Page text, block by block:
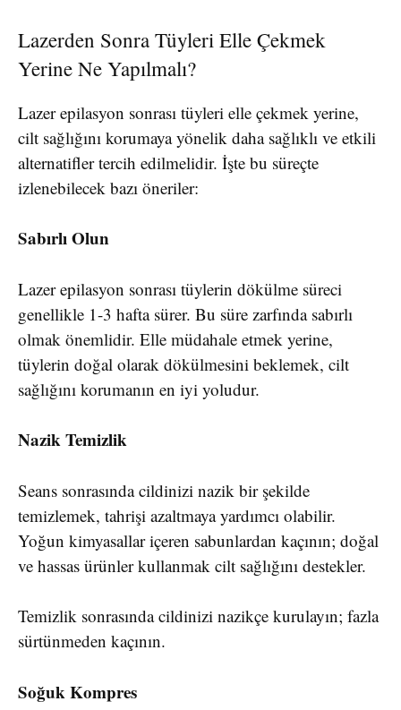
Lazerden Sonra Tüyleri Elle Çekmek
Yerine Ne Yapılmalı?
Lazer epilasyon sonrası tüyleri elle çekmek yerine,
cilt sağlığını korumaya yönelik daha sağlıklı ve etkili
alternatifler tercih edilmelidir. İşte bu süreçte
izlenebilecek bazı öneriler:
Sabırlı Olun
Lazer epilasyon sonrası tüylerin dökülme süreci
genellikle 1-3 hafta sürer. Bu süre zarfında sabırlı
olmak önemlidir. Elle müdahale etmek yerine,
tüylerin doğal olarak dökülmesini beklemek, cilt
sağlığını korumanın en iyi yoludur.
Nazik Temizlik
Seans sonrasında cildinizi nazik bir şekilde
temizlemek, tahrişi azaltmaya yardımcı olabilir.
Yoğun kimyasallar içeren sabunlardan kaçının; doğal
ve hassas ürünler kullanmak cilt sağlığını destekler.
Temizlik sonrasında cildinizi nazikçe kurulayın; fazla
sürtünmeden kaçının.
Soğuk Kompres